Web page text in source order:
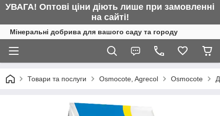
УВАГА! Оптові ціни діють лише при замовленні
на сайті!
Мінеральні добрива для вашого саду та городу
Товари та послуги Osmocote, Agrecol Osmocote